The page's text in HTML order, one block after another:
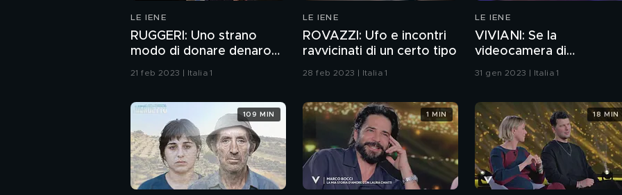
LE IENE
RUGGERI: Uno strano
modo di donare denaro
per i sogni degli altri
21 feb 2023 | Italia 1
LE IENE
ROVAZZI: Ufo e incontri
ravvicinati di un certo tipo
28 feb 2023 | Italia 1
LE IENE
VIVIANI: Se la
videocamera di
sorveglianza ti spia
31 gen 2023 | Italia 1
109 MIN 1 MIN 18 MIN